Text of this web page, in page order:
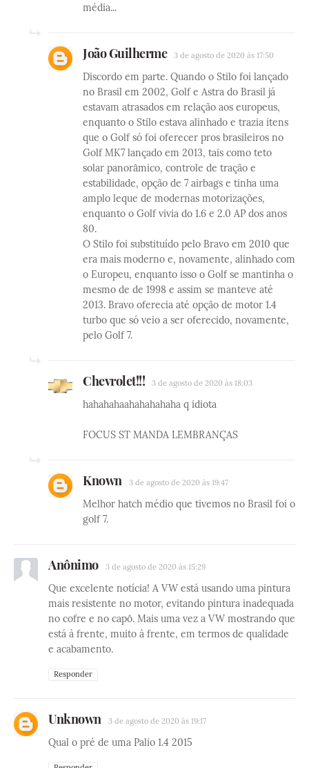
média...
João Guilherme 3 de agosto de 2020 às 17:50
Discordo em parte. Quando o Stilo foi lançado
no Brasil em 2002, Golf e Astra do Brasil já
estavam atrasados em relação aos europeus,
enquanto o Stilo estava alinhado e trazia itens
que o Golf só foi oferecer pros brasileiros no
Golf MK7 lançado em 2013, tais como teto
solar panorâmico, controle de tração e
estabilidade, opção de 7 airbags e tinha uma
amplo leque de modernas motorizações,
enquanto o Golf vivia do 1.6 e 2.0 AP dos anos
80.
O Stilo foi substituído pelo Bravo em 2010 que
era mais moderno e, novamente, alinhado com
o Europeu, enquanto isso o Golf se mantinha o
mesmo de de 1998 e assim se manteve até
2013. Bravo oferecia até opção de motor 1.4
turbo que só veio a ser oferecido, novamente,
pelo Golf 7.
Chevrolet!!! 3 de agosto de 2020 às 18:03
hahahahaahahahahaha q idiota
FOCUS ST MANDA LEMBRANÇAS
Known 3 de agosto de 2020 às 19:47
Melhor hatch médio que tivemos no Brasil foi o
golf 7.
Anônimo 3 de agosto de 2020 às 15:29
Que excelente notícia! A VW está usando uma pintura
mais resistente no motor, evitando pintura inadequada
no cofre e no capô. Mais uma vez a VW mostrando que
está à frente, muito à frente, em termos de qualidade
e acabamento.
Responder
Unknown 3 de agosto de 2020 às 19:17
Qual o pré de uma Palio 1.4 2015